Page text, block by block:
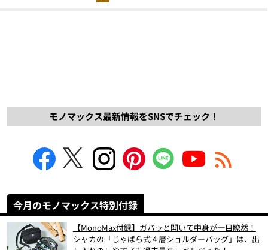
モノマックス最新情報をSNSでチェック！
今月のモノマックス特別付録
【MonoMax付録】ガバッと開いて中身が一目瞭然！
シャカの「じゃばら式４層ショルダーバッグ」は、出